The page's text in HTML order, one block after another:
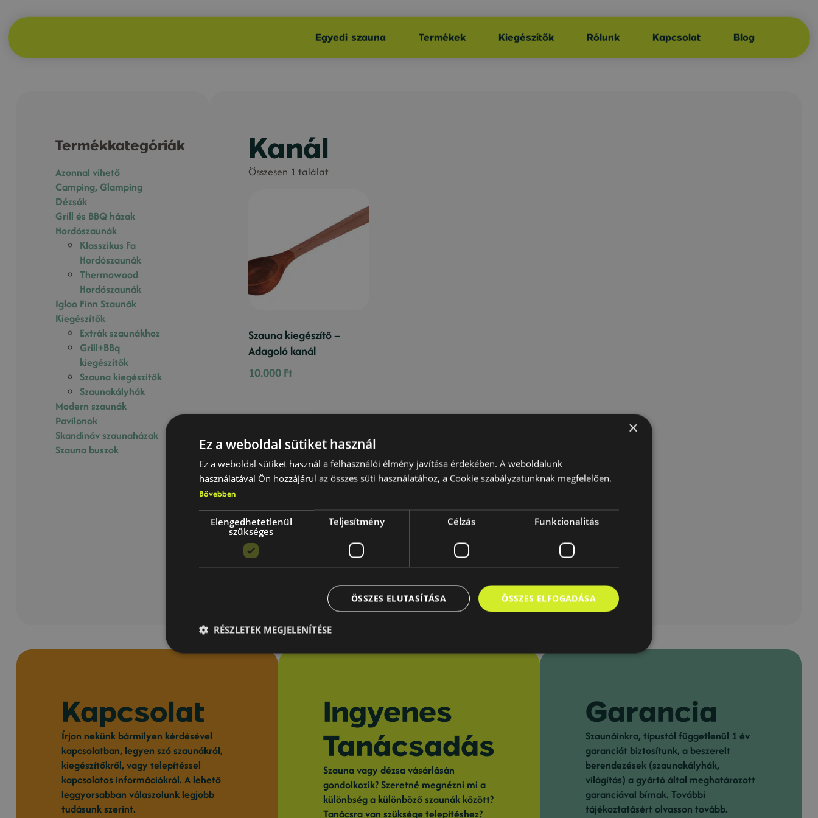
Egyedi szauna Termékek Kiegészítők Rólunk Kapcsolat Blog
Termékkategóriák
Azonnal vihető
Camping, Glamping
Dézsák
Grill és BBQ házak
Hordószaunák
Klasszikus Fa
Hordószaunák
Thermowood
Hordószaunák
Igloo Finn Szaunák
Kiegészítők
Extrák szaunákhoz
Grill+BBq
kiegészítők
Szauna kiegészitők
Szaunakályhák
Modern szaunák
Pavilonok
Skandináv szaunaházak
Szauna buszok
Kanál
Összesen 1 találat
Szauna kiegészítő –
Adagoló kanál
10.000Ft
Kapcsolat
Írjon nekünk bármilyen kérdésével
kapcsolatban, legyen szó szaunákról,
kiegészítőkről, vagy telepítéssel
kapcsolatos információkról. A lehető
leggyorsabban válaszolunk legjobb
tudásunk szerint.
Ingyenes
Tanácsadás
Szauna vagy dézsa vásárlásán
gondolkozik? Szeretné megnézni mi a
különbség a különböző szaunák között?
Tanácsra van szüksége telepítéshez?
Garancia
Szaunáinkra, típustól függetlenül 1 év
garanciát biztosítunk, a beszerelt
berendezések (szaunakályhák,
világítás) a gyártó által meghatározott
garanciával bírnak. További
tájékoztatásért olvasson tovább.
×
Ez a weboldal sütiket használ
Ez a weboldal sütiket használ a felhasználói élmény javítása érdekében. A weboldalunk
használatával Ön hozzájárul az összes süti használatához, a Cookie szabályzatunknak megfelelően.
Bővebben
Elengedhetetlenül
szükséges
Teljesítmény Célzás Funkcionalitás
ÖSSZES ELFOGADÁSA
ÖSSZES ELUTASÍTÁSA
RÉSZLETEK MEGJELENÍTÉSE